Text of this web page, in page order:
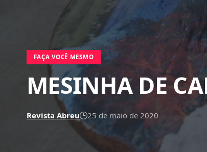
FAÇA VOCÊ MESMO
MESINHA DE
Revista Abreu 25 de maio de 2020